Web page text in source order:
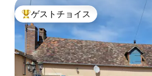
大好評のゲストチョイスです。
ゲストチョイス